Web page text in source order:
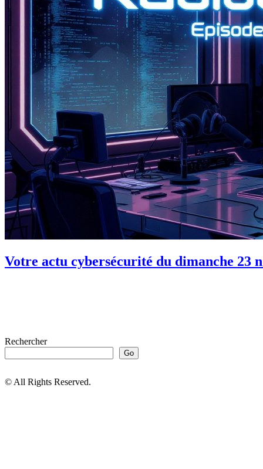
Votre actu cybersécurité du dimanche 23
Rechercher
Go
© All Rights Reserved.